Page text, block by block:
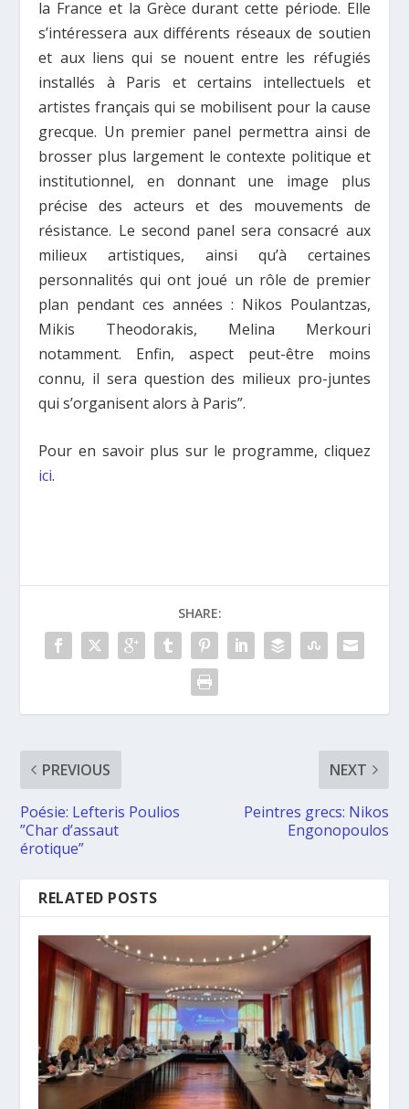
la France et la Grèce durant cette période. Elle
s’intéressera aux différents réseaux de soutien
et aux liens qui se nouent entre les réfugiés
installés à Paris et certains intellectuels et
artistes français qui se mobilisent pour la cause
grecque. Un premier panel permettra ainsi de
brosser plus largement le contexte politique et
institutionnel, en donnant une image plus
précise des acteurs et des mouvements de
résistance. Le second panel sera consacré aux
milieux artistiques, ainsi qu’à certaines
personnalités qui ont joué un rôle de premier
plan pendant ces années : Nikos Poulantzas,
Mikis Theodorakis, Melina Merkouri
notamment. Enfin, aspect peut-être moins
connu, il sera question des milieux pro-juntes
qui s’organisent alors à Paris”.
Pour en savoir plus sur le programme, cliquez
ici.
SHARE:
PREVIOUS
Poésie: Lefteris Poulios
”Char d’assaut
érotique”
NEXT
Peintres grecs: Nikos
Engonopoulos
RELATED POSTS